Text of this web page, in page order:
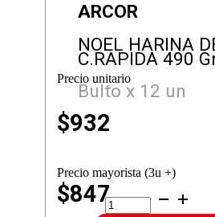
ARCOR
NOEL HARINA
C.RAPIDA 490
Bulto x 12 un
Precio unitario
$932
Precio mayorista (3u +)
$847NOEL
HARINA